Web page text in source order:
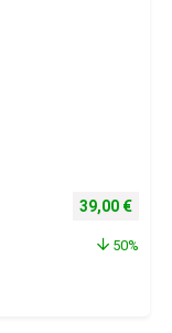
Izvorna
39,00 €
50%